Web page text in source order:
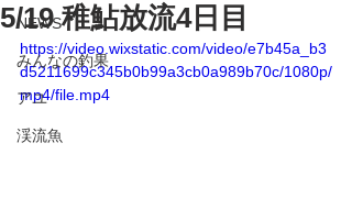
NEWS
みんなの釣果
アユ
渓流魚
5/19 稚鮎放流4日目
https://video.wixstatic.com/video/e7b45a_b3
d5211699c345b0b99a3cb0a989b70c/1080p/
mp4/file.mp4